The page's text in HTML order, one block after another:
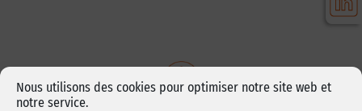
Nous utilisons des cookies pour optimiser notre site web et
notre service.